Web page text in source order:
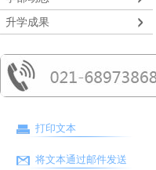
升学成果
打印文本
将文本通过邮件发送